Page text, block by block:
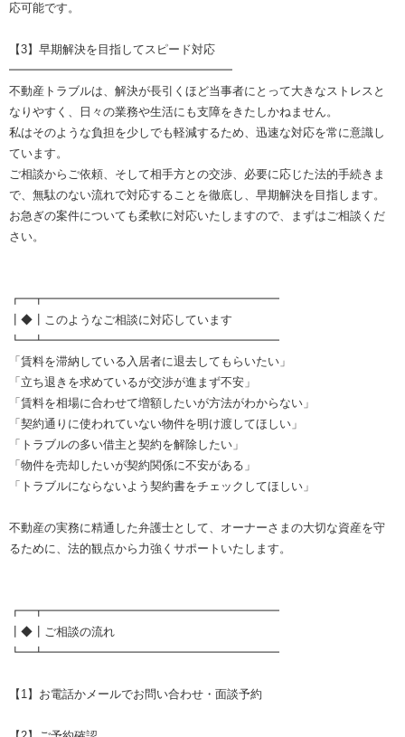
応可能です。
【3】早期解決を目指してスピード対応
━━━━━━━━━━━━━━━━━━━
不動産トラブルは、解決が長引くほど当事者にとって大きなストレスと
なりやすく、日々の業務や生活にも支障をきたしかねません。
私はそのような負担を少しでも軽減するため、迅速な対応を常に意識し
ています。
ご相談からご依頼、そして相手方との交渉、必要に応じた法的手続きま
で、無駄のない流れで対応することを徹底し、早期解決を目指します。
お急ぎの案件についても柔軟に対応いたしますので、まずはご相談くだ
さい。
┏━┳━━━━━━━━━━━━━━━━━━━━
┃◆┃このようなご相談に対応しています
┗━┻━━━━━━━━━━━━━━━━━━━━
「賃料を滞納している入居者に退去してもらいたい」
「立ち退きを求めているが交渉が進まず不安」
「賃料を相場に合わせて増額したいが方法がわからない」
「契約通りに使われていない物件を明け渡してほしい」
「トラブルの多い借主と契約を解除したい」
「物件を売却したいが契約関係に不安がある」
「トラブルにならないよう契約書をチェックしてほしい」
不動産の実務に精通した弁護士として、オーナーさまの大切な資産を守
るために、法的観点から力強くサポートいたします。
┏━┳━━━━━━━━━━━━━━━━━━━━
┃◆┃ご相談の流れ
┗━┻━━━━━━━━━━━━━━━━━━━━
【1】お電話かメールでお問い合わせ・面談予約